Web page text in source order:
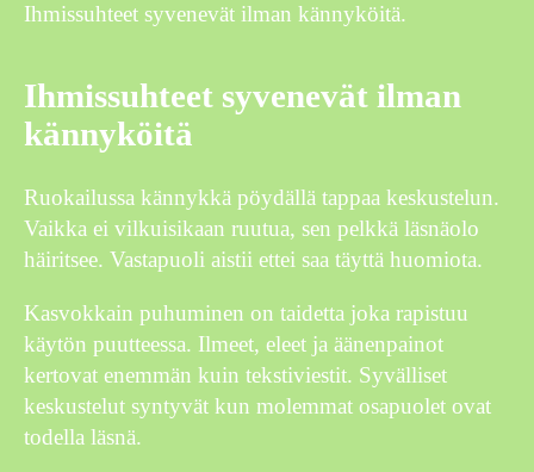
Ihmissuhteet syvenevät ilman kännyköitä.
Ihmissuhteet syvenevät ilman
kännyköitä
Ruokailussa kännykkä pöydällä tappaa keskustelun.
Vaikka ei vilkuisikaan ruutua, sen pelkkä läsnäolo
häiritsee. Vastapuoli aistii ettei saa täyttä huomiota.
Kasvokkain puhuminen on taidetta joka rapistuu
käytön puutteessa. Ilmeet, eleet ja äänenpainot
kertovat enemmän kuin tekstiviestit. Syvälliset
keskustelut syntyvät kun molemmat osapuolet ovat
todella läsnä.